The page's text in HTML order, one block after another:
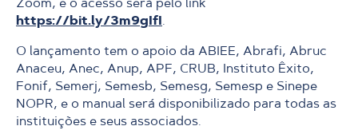
https://bit.ly/3m9gIfI.
O lançamento tem o apoio da ABIEE, Abrafi, Abruc
Anaceu, Anec, Anup, APF, CRUB, Instituto Êxito,
Fonif, Semerj, Semesb, Semesg, Semesp e Sinepe
NOPR, e o manual será disponibilizado para todas as
instituições e seus associados.